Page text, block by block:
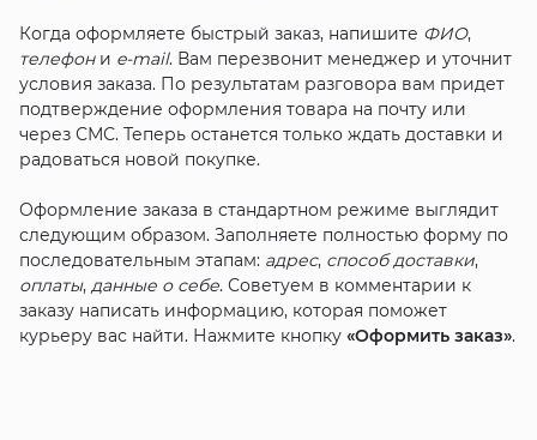
Когда оформляете быстрый заказ, напишите ФИО,
телефони e-mail. Вам перезвонит менеджер и уточнит
условия заказа. По результатам разговора вам придет
подтверждение оформления товара на почту или
через СМС. Теперь останется только ждать доставки и
радоваться новой покупке.
Оформление заказа в стандартном режиме выглядит
следующим образом. Заполняете полностью форму по
последовательным этапам: адрес, способ доставки,
оплаты, данные о себе. Советуем в комментарии к
заказу написать информацию, которая поможет
курьеру вас найти. Нажмите кнопку «Оформить заказ».